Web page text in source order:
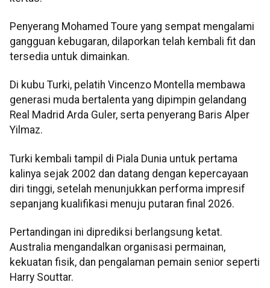
Penyerang Mohamed Toure yang sempat mengalami
gangguan kebugaran, dilaporkan telah kembali fit dan
tersedia untuk dimainkan.
Di kubu Turki, pelatih Vincenzo Montella membawa
generasi muda bertalenta yang dipimpin gelandang
Real Madrid Arda Guler, serta penyerang Baris Alper
Yilmaz.
Turki kembali tampil di Piala Dunia untuk pertama
kalinya sejak 2002 dan datang dengan kepercayaan
diri tinggi, setelah menunjukkan performa impresif
sepanjang kualifikasi menuju putaran final 2026.
Pertandingan ini diprediksi berlangsung ketat.
Australia mengandalkan organisasi permainan,
kekuatan fisik, dan pengalaman pemain senior seperti
Harry Souttar.